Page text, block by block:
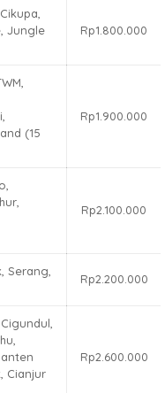
Jungle
Rp1.800.000
(15
Rp1.900.000
Rp2.100.000
Serang,
Rp2.200.000
Cianjur
Rp2.600.000